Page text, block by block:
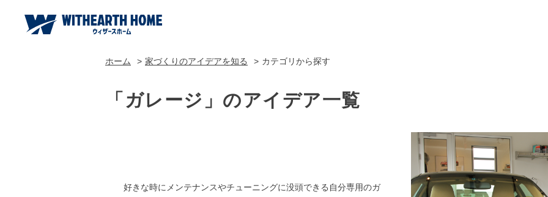
ホーム 家づくりのアイデアを知る カテゴリから探す
「ガレージ」のアイデア一覧
好きな時にメンテナンスやチューニングに没頭できる自分専用のガ